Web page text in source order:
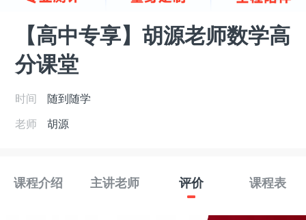
【高中专享】胡源老师数学高
分课堂
时间
随到随学
老师
胡源
课程介绍 主讲老师 评价 课程表